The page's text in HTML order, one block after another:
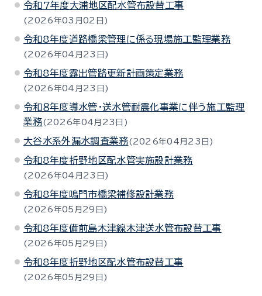
令和7年度大浦地区配水管布設替工事
2026年03月02日
令和8年度道路橋梁管理に係る現場施工監理業務
2026年04月23日
令和8年度露出管路更新計画策定業務
2026年04月23日
令和８年度導水管・送水管耐震化事業に伴う施工監理
業務
2026年04月23日
大谷水系外漏水調査業務 2026年04月23日
令和8年度折野地区配水管実施設計業務
2026年04月23日
令和8年度鳴門市橋梁補修設計業務
2026年05月29日
令和8年度備前島木津線木津送水管布設替工事
2026年05月29日
令和8年度折野地区配水管布設替工事
2026年05月29日